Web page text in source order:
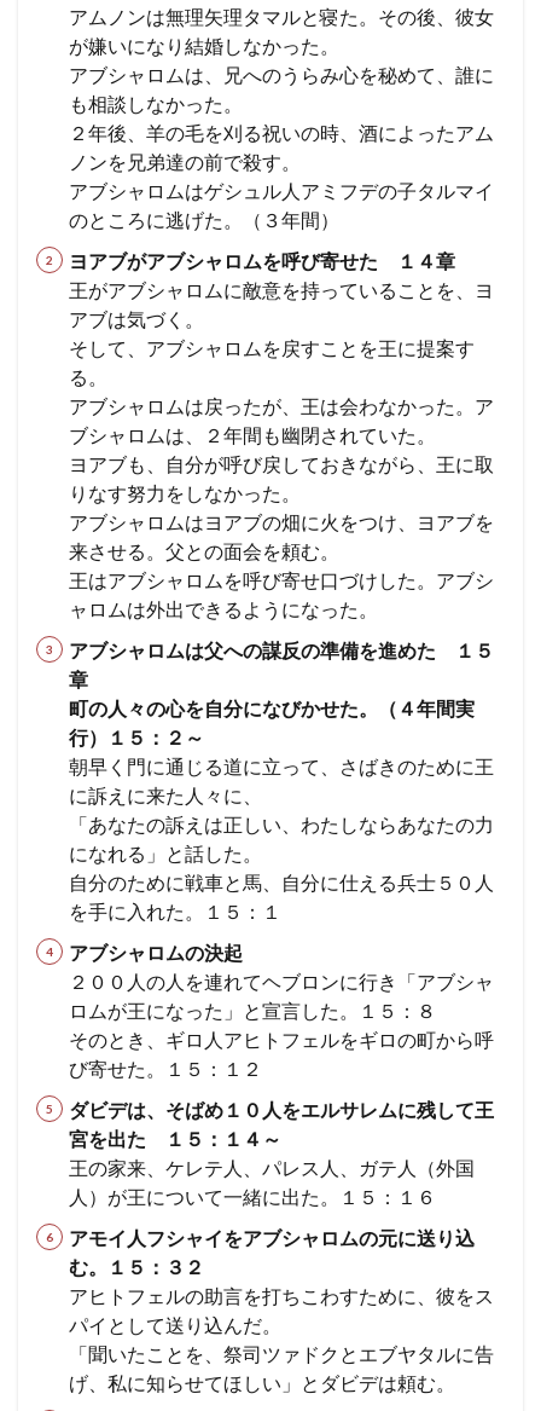
アムノンは無理矢理タマルと寝た。その後、彼女
が嫌いになり結婚しなかった。
アブシャロムは、兄へのうらみ心を秘めて、誰に
も相談しなかった。
２年後、羊の毛を刈る祝いの時、酒によったアム
ノンを兄弟達の前で殺す。
アブシャロムはゲシュル人アミフデの子タルマイ
のところに逃げた。（３年間）
ヨアブがアブシャロムを呼び寄せた １４章
王がアブシャロムに敵意を持っていることを、ヨ
アブは気づく。
そして、アブシャロムを戻すことを王に提案す
る。
アブシャロムは戻ったが、王は会わなかった。ア
ブシャロムは、２年間も幽閉されていた。
ヨアブも、自分が呼び戻しておきながら、王に取
りなす努力をしなかった。
アブシャロムはヨアブの畑に火をつけ、ヨアブを
来させる。父との面会を頼む。
王はアブシャロムを呼び寄せ口づけした。アブシ
ャロムは外出できるようになった。
アブシャロムは父への謀反の準備を進めた １５
章
町の人々の心を自分になびかせた。（４年間実
行）１５：２～
朝早く門に通じる道に立って、さばきのために王
に訴えに来た人々に、
「あなたの訴えは正しい、わたしならあなたの力
になれる」と話した。
自分のために戦車と馬、自分に仕える兵士５０人
を手に入れた。１５：１
アブシャロムの決起
２００人の人を連れてヘブロンに行き「アブシャ
ロムが王になった」と宣言した。１５：８
そのとき、ギロ人アヒトフェルをギロの町から呼
び寄せた。１５：１２
ダビデは、そばめ１０人をエルサレムに残して王
宮を出た １５：１４～
王の家来、ケレテ人、パレス人、ガテ人（外国
人）が王について一緒に出た。１５：１６
アモイ人フシャイをアブシャロムの元に送り込
む。１５：３２
アヒトフェルの助言を打ちこわすために、彼をス
パイとして送り込んだ。
「聞いたことを、祭司ツァドクとエブヤタルに告
げ、私に知らせてほしい」とダビデは頼む。